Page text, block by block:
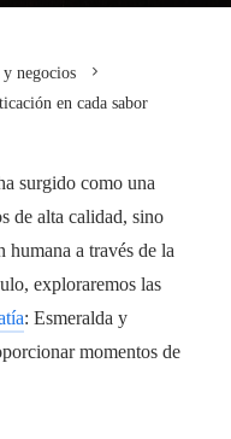
negocios
en cada sabor
surgido como una
de alta calidad, sino
a través de la
exploraremos las
: Esmeralda y
momentos de